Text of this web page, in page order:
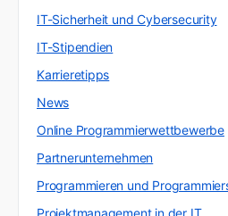
IT-Sicherheit und Cybersecurity
IT-Stipendien
Karrieretipps
News
Online Programmierwettbewerbe
Partnerunternehmen
Programmieren und
Projektmanagement in der IT